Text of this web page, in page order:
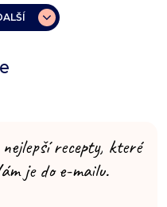
recepty, které
je do e-mailu.